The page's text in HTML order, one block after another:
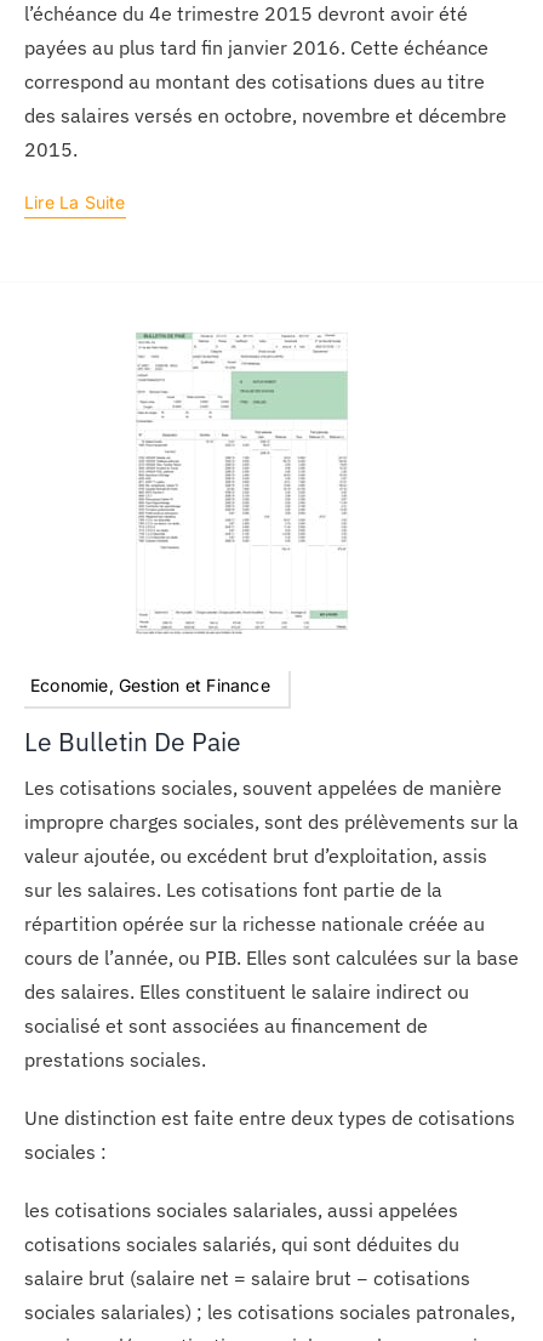
l’échéance du 4e trimestre 2015 devront avoir été
payées au plus tard fin janvier 2016. Cette échéance
correspond au montant des cotisations dues au titre
des salaires versés en octobre, novembre et décembre
2015.
Lire La Suite
Economie, Gestion et Finance
Le Bulletin De Paie
Les cotisations sociales, souvent appelées de manière
impropre charges sociales, sont des prélèvements sur la
valeur ajoutée, ou excédent brut d’exploitation, assis
sur les salaires. Les cotisations font partie de la
répartition opérée sur la richesse nationale créée au
cours de l’année, ou PIB. Elles sont calculées sur la base
des salaires. Elles constituent le salaire indirect ou
socialisé et sont associées au financement de
prestations sociales.
Une distinction est faite entre deux types de cotisations
sociales :
les cotisations sociales salariales, aussi appelées
cotisations sociales salariés, qui sont déduites du
salaire brut (salaire net = salaire brut − cotisations
sociales salariales) ; les cotisations sociales patronales,